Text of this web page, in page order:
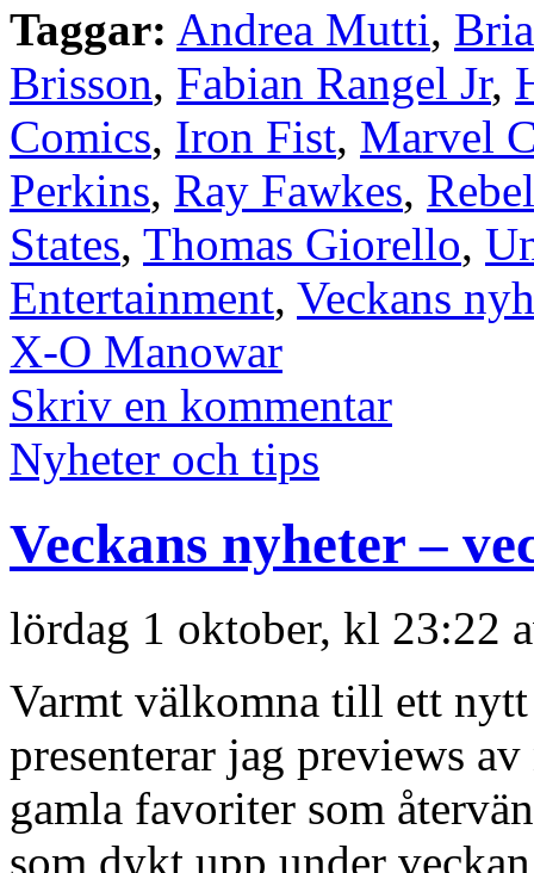
Taggar: Andrea Mutti,
Brisson, Fabian Rangel Jr,
Comics, Iron Fist, Marvel
Perkins, Ray Fawkes,
States, Thomas Giorello,
Entertainment, Veckans
X-O Manowar
Skriv en kommentar
Nyheter och tips
Veckans nyheter –
lördag 1 oktober, kl 23:22
Varmt välkomna till ett
presenterar jag previews
gamla favoriter som
som dykt upp under